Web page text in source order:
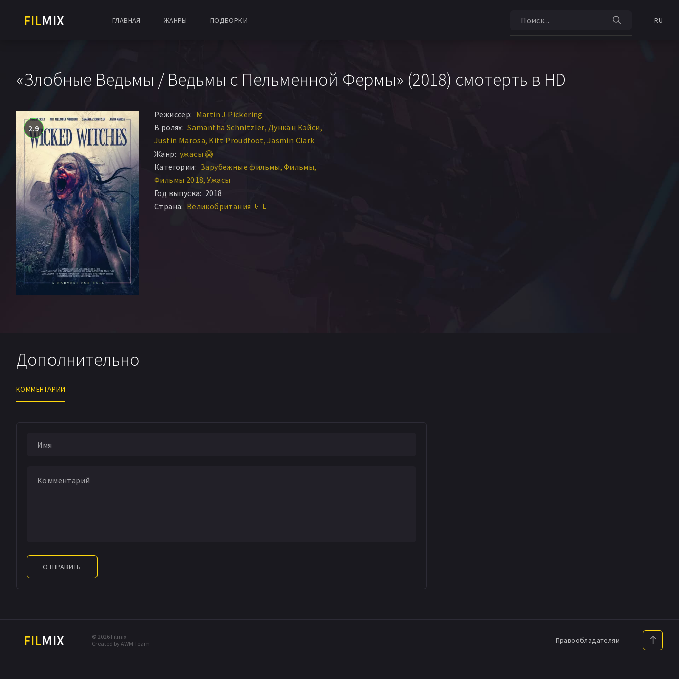
FILMIX ГЛАВНАЯ ЖАНРЫ ПОДБОРКИ RU
«Злобные Ведьмы / Ведьмы с Пельменной Фермы» (2018) смотерть в HD
2.9
Режиссер: Martin J Pickering
В ролях: Samantha Schnitzler Дункан Кэйси
Justin Marosa Kitt Proudfoot Jasmin Clark
Жанр: ужасы 😱
Категории: Зарубежные фильмы Фильмы
Фильмы 2018 Ужасы
Год выпуска: 2018
Страна: Великобритания 🇬🇧
Дополнительно
КОММЕНТАРИИ
ОТПРАВИТЬ
FILMIX
© 2026 Filmix
Created by AWM Team
Правообладателям